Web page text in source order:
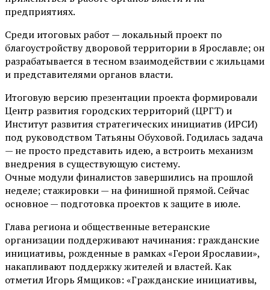
предприятиях.
Среди итоговых работ — локальный проект по
благоустройству дворовой территории в Ярославле; он
разрабатывается в тесном взаимодействии с жильцами
и представителями органов власти.
Итоговую версию презентации проекта формировали
Центр развития городских территорий (ЦРГТ) и
Институт развития стратегических инициатив (ИРСИ)
под руководством Татьяны Обуховой. Годилась задача
— не просто представить идею, а встроить механизм
внедрения в существующую систему.
Очные модули финалистов завершились на прошлой
неделе; стажировки — на финишной прямой. Сейчас
основное — подготовка проектов к защите в июле.
Глава региона и общественные ветеранские
организации поддерживают начинания: гражданские
инициативы, рожденные в рамках «Герои Ярославии»,
накапливают поддержку жителей и властей. Как
отметил Игорь Ямщиков: «Гражданские инициативы,